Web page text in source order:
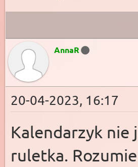
AnnaR
20-04-2023, 16:17
Kalendarzyk nie
ruletka.